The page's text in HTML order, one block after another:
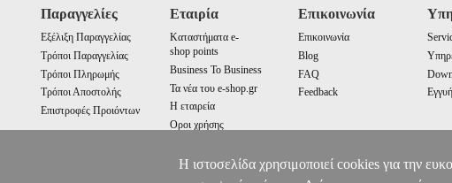
Παραγγελίες
Εξέλιξη Παραγγελίας
Τρόποι Παραγγελίας
Τρόποι Πληρωμής
Τρόποι Αποστολής
Επιστροφές Προιόντων
Εταιρία
Καταστήματα e-
shop points
Business To Business
Τα νέα του e-shop.gr
Η εταιρεία
Οροι χρήσης
Επικοινωνία
Επικοινωνία
Blog
FAQ
Feedback
Η ιστοσελίδα χρησιμοποιεί cookies για την